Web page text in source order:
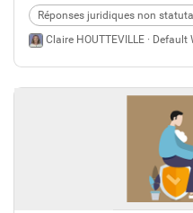
Réponses juridiques non
Claire HOUTTEVILLE · Default